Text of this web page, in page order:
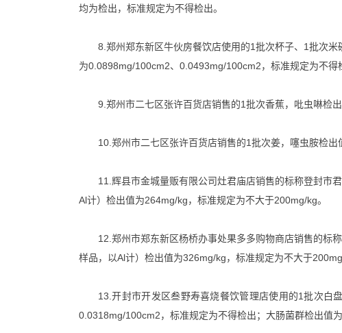
均为检出，标准规定为不得检出。
8.郑州郑东新区牛伙房餐饮店使用的1批次杯子、1批次米
为0.0898mg/100cm2、0.0493mg/100cm2，标准规定为不得
9.郑州市二七区张许百货店销售的1批次香蕉，吡虫啉检出
10.郑州市二七区张许百货店销售的1批次姜，噻虫胺检出
11.辉县市金城量贩有限公司灶君庙店销售的标称登封市
Al计）检出值为264mg/kg，标准规定为不大于200mg/kg。
12.郑州市郑东新区杨桥办事处果多多购物商店销售的标
样品，以Al计）检出值为326mg/kg，标准规定为不大于
13.开封市开发区叁野寿喜烧餐饮管理店使用的1批次白
0.0318mg/100cm2，标准规定为不得检出；大肠菌群检出值